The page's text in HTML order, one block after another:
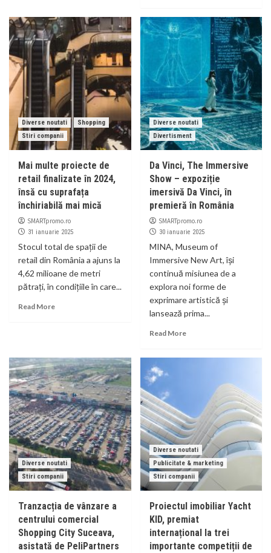
Diverse noutati
Shopping
Stiri companii
Mai multe proiecte de
retail finalizate în 2024,
însă cu suprafața
închiriabilă mai mică
SMARTpromo.ro
31 ianuarie 2025
Stocul total de spații de
retail din România a ajuns la
4,62 milioane de metri
pătrați, în condițiile în care...
Read More
Diverse noutati
Divertisment
Da Vinci, The Immersive
Show – expoziție
imersivă Da Vinci, în
premieră în România
SMARTpromo.ro
30 ianuarie 2025
MINA, Museum of
Immersive New Art, își
continuă misiunea de a
explora noi forme de
exprimare artistică și
lansează prima...
Read More
Diverse noutati
Stiri companii
Tranzacția de vânzare a
centrului comercial
Shopping City Suceava,
asistată de PeliPartners
Diverse noutati
Publicitate & marketing
Stiri companii
Proiectul imobiliar Yacht
KID, premiat
internațional la trei
importante competiții de